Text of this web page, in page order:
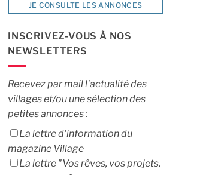
JE CONSULTE LES ANNONCES
INSCRIVEZ-VOUS À NOS
NEWSLETTERS
Recevez par mail l'actualité des
villages et/ou une sélection des
petites annonces :
La lettre d'information du
magazine Village
La lettre "Vos rêves, vos projets,